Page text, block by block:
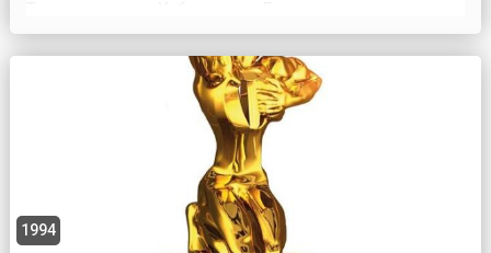
Заявление, в котором страны выразили согласие войти в
равноправного участия субъектов бывшего Союза и
признания всех государств-участник...
1994